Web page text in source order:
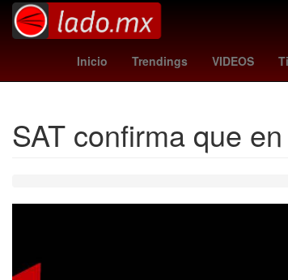
Inicio Trendings VIDEOS
frankfurt - hoffenheim
SAT confirma que